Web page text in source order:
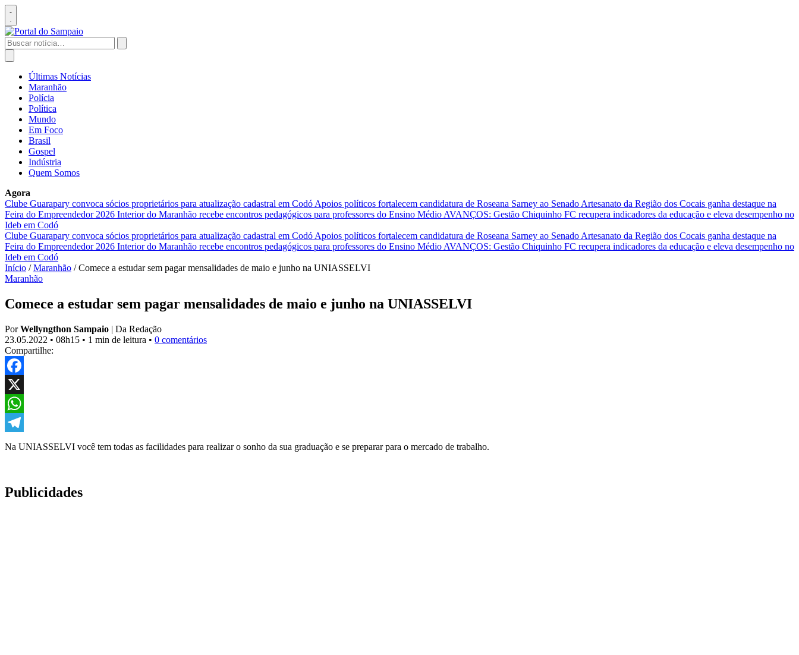
Pular
para
o
conteúdo
Abrir
menu
Buscar
por:
Abrir
buscaÚltimas Notícias
Maranhão
Polícia
Política
Mundo
Em Foco
Brasil
Gospel
Indústria
Quem Somos
Agora
Clube Guarapary convoca sócios proprietários para atualização cadastral em Codó Apoios políticos fortalecem candidatura de Roseana Sarney ao Senado Artesanato da Região dos Cocais ganha destaque na
Feira do Empreendedor 2026 Interior do Maranhão recebe encontros pedagógicos para professores do Ensino Médio AVANÇOS: Gestão Chiquinho FC recupera indicadores da educação e eleva desempenho no
Ideb em Codó
Clube Guarapary convoca sócios proprietários para atualização cadastral em Codó Apoios políticos fortalecem candidatura de Roseana Sarney ao Senado Artesanato da Região dos Cocais ganha destaque na
Feira do Empreendedor 2026 Interior do Maranhão recebe encontros pedagógicos para professores do Ensino Médio AVANÇOS: Gestão Chiquinho FC recupera indicadores da educação e eleva desempenho no
Ideb em Codó
Início / Maranhão / Comece a estudar sem pagar mensalidades de maio e junho na UNIASSELVI
Maranhão
Comece a estudar sem pagar mensalidades de maio e junho na UNIASSELVI
PorWellyngthon Sampaio | Da Redação
23.05.2022 • 08h15 • 1 min de leitura • 0 comentários
Compartilhe:
Facebook
X
WhatsApp
Telegram
Na UNIASSELVI você tem todas as facilidades para realizar o sonho da sua graduação e se preparar para o mercado de trabalho.
Publicidades